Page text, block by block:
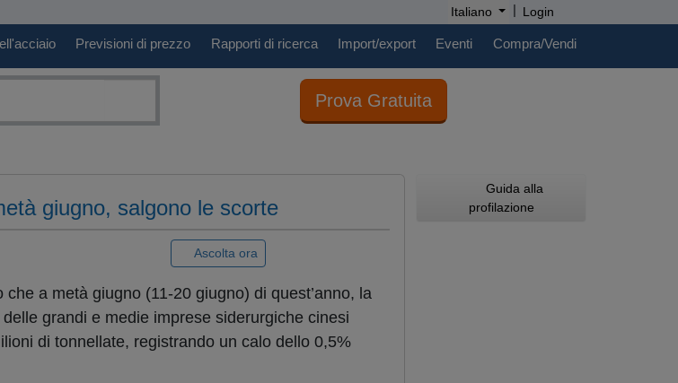
Italiano | Login
Previsioni di prezzo Rapporti di ricerca Import/export Eventi Compra/Vendi
Prova Gratuita
giugno, salgono le scorte
Ascolta ora
a metà giugno (11-20 giugno) di quest’anno, la
delle grandi e medie imprese siderurgiche cinesi
di tonnellate, registrando un calo dello 0,5%
Guida alla
profilazione